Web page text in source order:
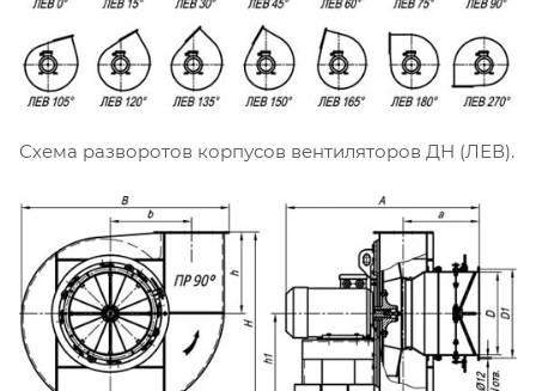
Схема разворотов корпусов вентиляторов ДН (ЛЕВ).